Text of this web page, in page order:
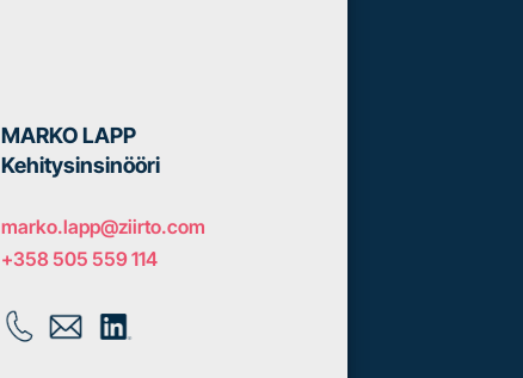
MARKO LAPP
Kehitysinsinööri
marko.lapp@ziirto.com
+358 505 559 114